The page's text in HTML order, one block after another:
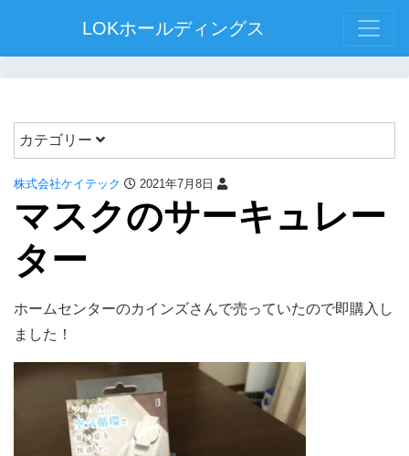
LOKホールディングス
カテゴリー
株式会社ケイテック 2021年7月8日
マスクのサーキュレー
ター
ホームセンターのカインズさんで売っていたので即購入し
ました！